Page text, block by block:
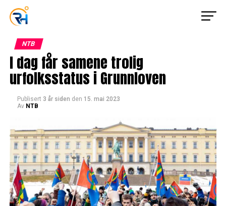
NTB
I dag får samene trolig
urfolksstatus i Grunnloven
Publisert 3 år siden den 15. mai 2023
Av NTB